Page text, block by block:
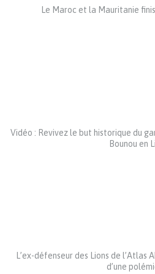
Le Maroc et la Mauritanie
Vidéo : Revivez le but historique du
Bounou en
L’ex-défenseur des Lions de
d’une